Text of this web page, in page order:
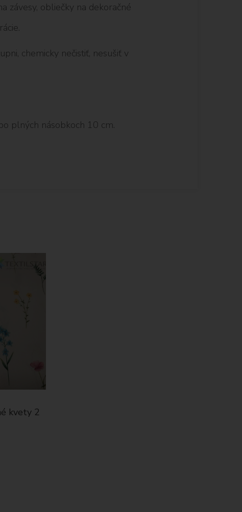
závesy, obliečky na dekoračné
chemicky nečistiť, nesušiť v
plných násobkoch 10 cm.
kvety 2